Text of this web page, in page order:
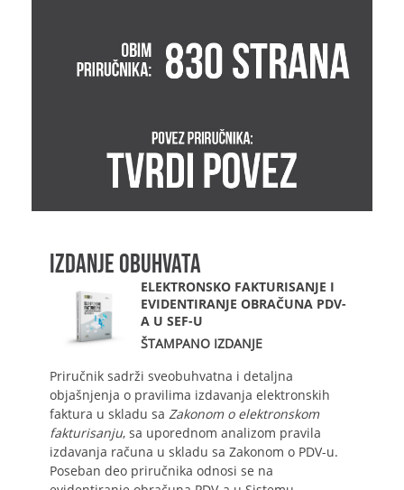
IZDANJE OBUHVATA
ELEKTRONSKO FAKTURISANJE I
EVIDENTIRANJE OBRAČUNA PDV-
A U SEF-U
ŠTAMPANO IZDANJE
Priručnik sadrži sveobuhvatna i detaljna
objašnjenja o pravilima izdavanja elektronskih
faktura u skladu sa Zakonom o elektronskom
fakturisanju, sa uporednom analizom pravila
izdavanja računa u skladu sa Zakonom o PDV-u.
Poseban deo priručnika odnosi se na